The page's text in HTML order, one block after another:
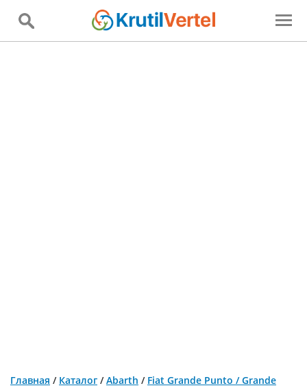
Главная / Каталог /Abarth / Fiat Grande Punto / Grande